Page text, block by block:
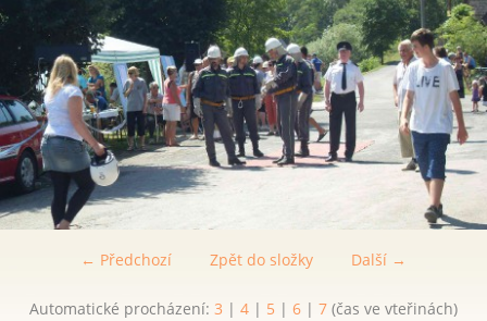
← Předchozí Další →
Zpět do složky
Automatické procházení: 3 | 4 | 5 | 6 | 7 (čas ve vteřinách)